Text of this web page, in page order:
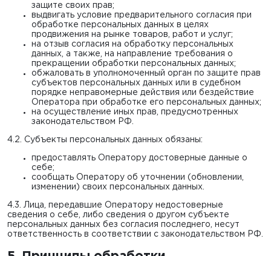
защите своих прав;
выдвигать условие предварительного согласия при
обработке персональных данных в целях
продвижения на рынке товаров, работ и услуг;
на отзыв согласия на обработку персональных
данных, а также, на направление требования о
прекращении обработки персональных данных;
обжаловать в уполномоченный орган по защите прав
субъектов персональных данных или в судебном
порядке неправомерные действия или бездействие
Оператора при обработке его персональных данных;
на осуществление иных прав, предусмотренных
законодательством РФ.
4.2. Субъекты персональных данных обязаны:
предоставлять Оператору достоверные данные о
себе;
сообщать Оператору об уточнении (обновлении,
изменении) своих персональных данных.
4.3. Лица, передавшие Оператору недостоверные
сведения о себе, либо сведения о другом субъекте
персональных данных без согласия последнего, несут
ответственность в соответствии с законодательством РФ.